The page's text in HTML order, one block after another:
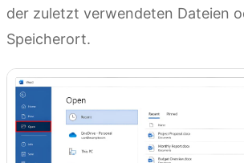
der zuletzt verwendeten Dateien
Speicherort.